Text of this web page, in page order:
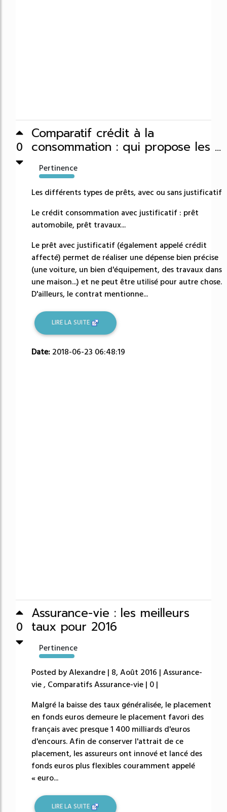
0
Comparatif crédit à la
consommation : qui propose les ...
Pertinence
4511%
Les différents types de prêts, avec ou sans justificatif
Le crédit consommation avec justificatif : prêt
automobile, prêt travaux...
Le prêt avec justificatif (également appelé crédit
affecté) permet de réaliser une dépense bien précise
(une voiture, un bien d'équipement, des travaux dans
une maison...) et ne peut être utilisé pour autre chose.
D'ailleurs, le contrat mentionne...
LIRE LA SUITE
Date: 2018-06-23 06:48:19
0
Assurance-vie : les meilleurs
taux pour 2016
Pertinence
813%
Posted by Alexandre | 8, Août 2016 | Assurance-
vie , Comparatifs Assurance-vie | 0 |
Malgré la baisse des taux généralisée, le placement
en fonds euros demeure le placement favori des
français avec presque 1 400 milliards d'euros
d'encours. Afin de conserver l'attrait de ce
placement, les assureurs ont innové et lancé des
fonds euros plus flexibles couramment appelé
« euro...
LIRE LA SUITE